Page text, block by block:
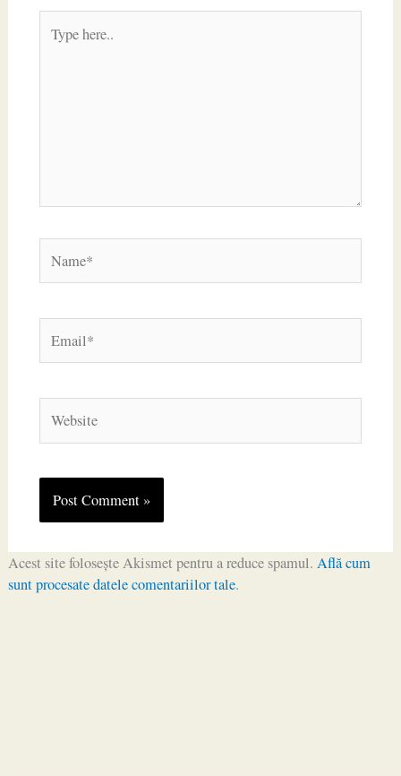
here..
Acest site folosește Akismet pentru a reduce spamul. Află cum
sunt procesate datele comentariilor tale.